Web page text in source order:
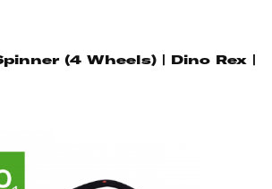
(4 Wheels) | Dino Rex |